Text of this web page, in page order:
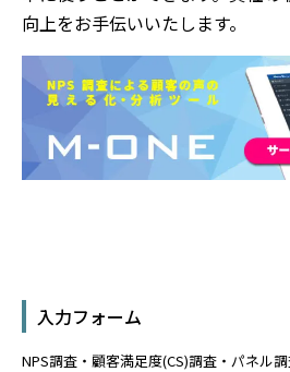
向上をお手伝いいたします。
入力フォーム
NPS調査・顧客満足度(CS)調査・パネル